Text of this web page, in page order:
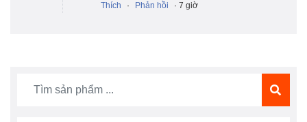
Thích · Phản hồi · 7 giờ